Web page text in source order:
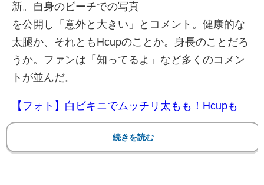
新。自身のビーチでの写真
を公開し「意外と大きい」とコメント。健康的な
太腿か、それともHcupのことか。身長のことだろ
うか。ファンは「知ってるよ」など多くのコメン
トが並んだ。
【フォト】白ビキニでムッチリ太もも！Hcupも